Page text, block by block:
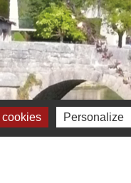
cookies Personalize